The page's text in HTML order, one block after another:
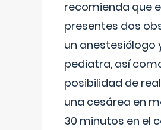
recomienda que
presentes dos
un anestesiólogo
pediatra, así
posibilidad de
una cesárea en
30 minutos en el